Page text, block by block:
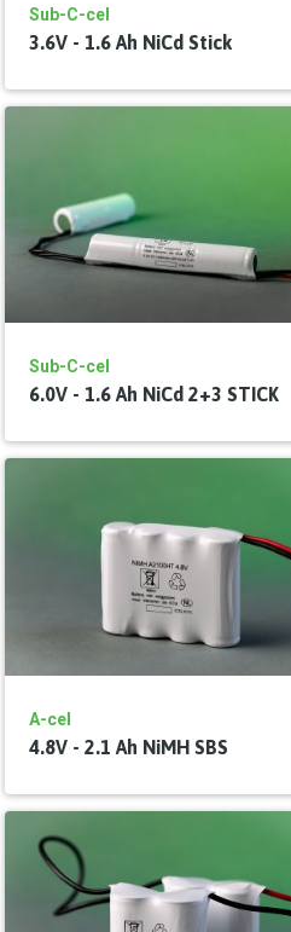
Sub-C-cel
3.6V - 1.6 Ah NiCd Stick
Sub-C-cel
6.0V - 1.6 Ah NiCd 2+3 STICK
A-cel
4.8V - 2.1 Ah NiMH SBS